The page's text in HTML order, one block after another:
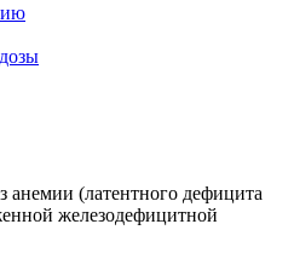
анемии (латентного дефицита
железодефицитной